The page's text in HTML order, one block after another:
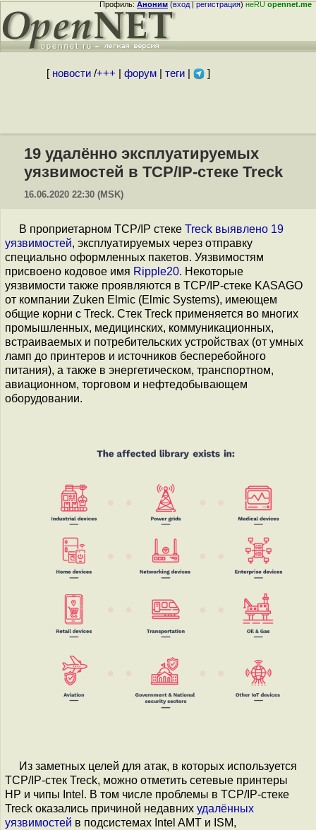
Профиль:Аноним(вход|регистрация)неRUopennet.me
[ новости/+++ форум| теги| ]
19 удалённо эксплуатируемых
уязвимостей в TCP/IP-стеке Treck
16.06.2020 22:30 (MSK)
В проприетарном TCP/IP стеке Treck выявлено 19
уязвимостей, эксплуатируемых через отправку
специально оформленных пакетов. Уязвимостям
присвоено кодовое имя Ripple20. Некоторые
уязвимости также проявляются в TCP/IP-стеке KASAGO
от компании Zuken Elmic (Elmic Systems), имеющем
общие корни c Treck. Стек Treck применяется во многих
промышленных, медицинских, коммуникационных,
встраиваемых и потребительских устройствах (от умных
ламп до принтеров и источников бесперебойного
питания), а также в энергетическом, транспортном,
авиационном, торговом и нефтедобывающем
оборудовании.
Из заметных целей для атак, в которых используется
TCP/IP-стек Treck, можно отметить сетевые принтеры
HP и чипы Intel. В том числе проблемы в TCP/IP-стеке
Treck оказались причиной недавних удалённых
уязвимостей в подсистемах Intel AMT и ISM,